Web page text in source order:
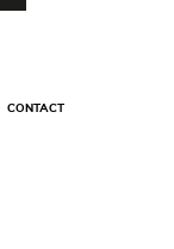
CONTACT